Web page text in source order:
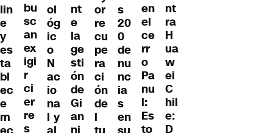
lin
e
y
es
ta
bl
ec
e
m
bu
sc
an
ex
igi
r
ci
er
re
s
ol
óg
ic
o
N
ac
io
na
l y
nt
e
la
ge
sti
ón
de
Gi
an
or
re
cu
pe
ra
ci
ón
de
l
s
20
0
de
nu
nc
ia
s
en
en
el
ce
rr
o
Pa
nu
l:
Es
to
nt
ra
H
ua
w
ei
C
hil
e:
D